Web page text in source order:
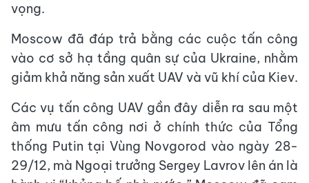
vọng.
Moscow đã đáp trả bằng các cuộc tấn công
vào cơ sở hạ tầng quân sự của Ukraine, nhằm
giảm khả năng sản xuất UAV và vũ khí của Kiev.
Các vụ tấn công UAV gần đây diễn ra sau một
âm mưu tấn công nơi ở chính thức của Tổng
thống Putin tại Vùng Novgorod vào ngày 28-
29/12, mà Ngoại trưởng Sergey Lavrov lên án là